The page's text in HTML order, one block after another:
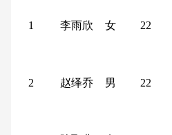
1 李雨欣 女 22
2 赵绎乔 男 22